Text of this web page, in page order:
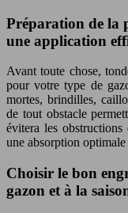
Préparation de la
une application
Avant toute chose,
pour votre type de
mortes, brindilles,
de tout obstacle
évitera les
une absorption
Choisir le bon
gazon et à la